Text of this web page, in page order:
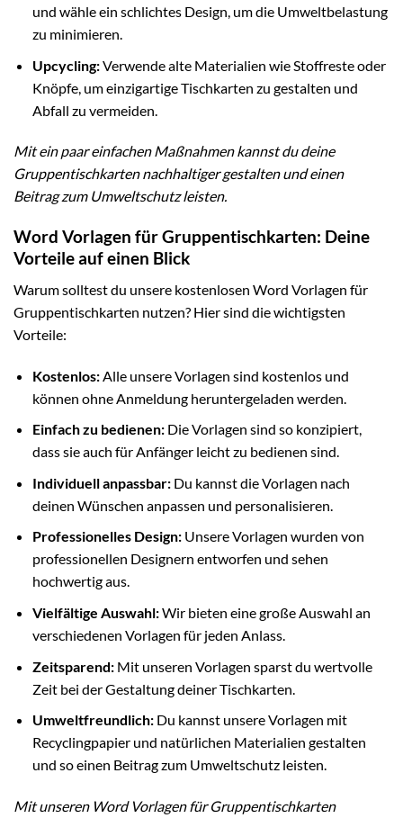
und wähle ein schlichtes Design, um die Umweltbelastung
zu minimieren.
Upcycling:Verwende alte Materialien wie Stoffreste oder
Knöpfe, um einzigartige Tischkarten zu gestalten und
Abfall zu vermeiden.
Mit ein paar einfachen Maßnahmen kannst du deine
Gruppentischkarten nachhaltiger gestalten und einen
Beitrag zum Umweltschutz leisten.
Word Vorlagen für Gruppentischkarten: Deine
Vorteile auf einen Blick
Warum solltest du unsere kostenlosen Word Vorlagen für
Gruppentischkarten nutzen? Hier sind die wichtigsten
Vorteile:
Kostenlos:Alle unsere Vorlagen sind kostenlos und
können ohne Anmeldung heruntergeladen werden.
Einfach zu bedienen:Die Vorlagen sind so konzipiert,
dass sie auch für Anfänger leicht zu bedienen sind.
Individuell anpassbar:Du kannst die Vorlagen nach
deinen Wünschen anpassen und personalisieren.
Professionelles Design:Unsere Vorlagen wurden von
professionellen Designern entworfen und sehen
hochwertig aus.
Vielfältige Auswahl:Wir bieten eine große Auswahl an
verschiedenen Vorlagen für jeden Anlass.
Zeitsparend:Mit unseren Vorlagen sparst du wertvolle
Zeit bei der Gestaltung deiner Tischkarten.
Umweltfreundlich:Du kannst unsere Vorlagen mit
Recyclingpapier und natürlichen Materialien gestalten
und so einen Beitrag zum Umweltschutz leisten.
Mit unseren Word Vorlagen für Gruppentischkarten